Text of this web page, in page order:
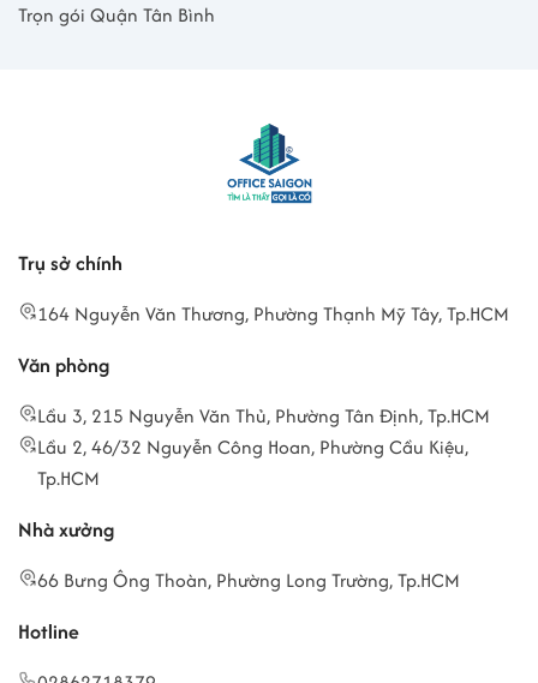
Trọn gói Quận Tân Bình
Trụ sở chính
164 Nguyễn Văn Thương, Phường Thạnh Mỹ Tây, Tp.HCM
Văn phòng
Lầu 3, 215 Nguyễn Văn Thủ, Phường Tân Định, Tp.HCM
Lầu 2, 46/32 Nguyễn Công Hoan, Phường Cầu Kiệu,
Tp.HCM
Nhà xưởng
66 Bưng Ông Thoàn, Phường Long Trường, Tp.HCM
Hotline